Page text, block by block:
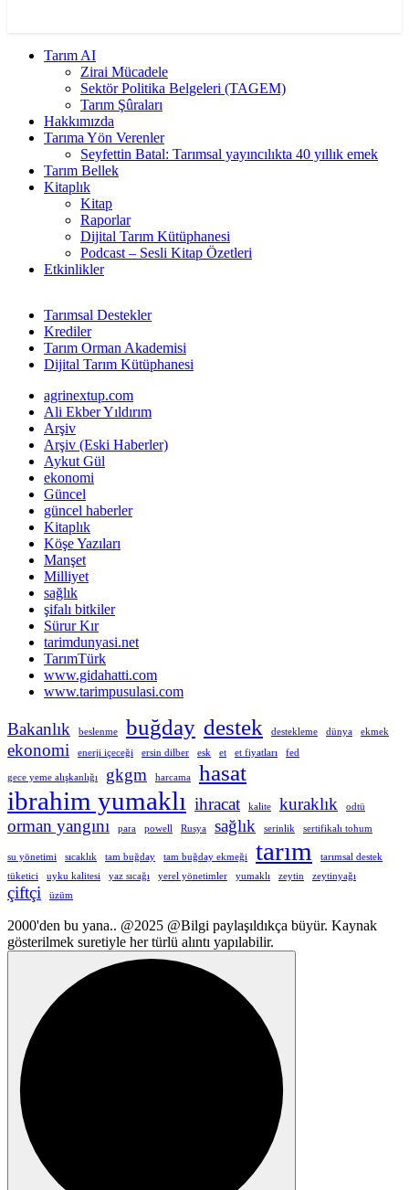
Tarım AI
Zirai Mücadele
Sektör Politika Belgeleri (TAGEM)
Tarım Şûraları
Hakkımızda
Tarıma Yön Verenler
Seyfettin Batal: Tarımsal yayıncılıkta 40 yıllık emek
Tarım Bellek
Kitaplık
Kitap
Raporlar
Dijital Tarım Kütüphanesi
Podcast – Sesli Kitap Özetleri
Etkinlikler
Tarımsal Destekler
Krediler
Tarım Orman Akademisi
Dijital Tarım Kütüphanesi
agrinextup.com
Ali Ekber Yıldırım
Arşiv
Arşiv (Eski Haberler)
Aykut Gül
ekonomi
Güncel
güncel haberler
Kitaplık
Köşe Yazıları
Manşet
Milliyet
sağlık
şifalı bitkiler
Sürur Kır
tarimdunyasi.net
TarımTürk
www.gidahatti.com
www.tarimpusulasi.com
Bakanlık beslenme buğday destek destekleme dünya ekmek
ekonomi enerji içeceği ersin dilber esk et et fiyatları fed
gece yeme alışkanlığı gkgm harcama hasat
ibrahim yumaklı ihracat kalite kuraklık odtü
orman yangını para powell Rusya sağlık serinlik sertifikalı tohum
su yönetimi sıcaklık tam buğday tam buğday ekmeği tarım
tarımsal destek
tüketici
uyku kalitesi yaz sıcağı yerel yönetimler yumaklı zeytin zeytinyağı
çiftçi üzüm
2000'den bu yana.. @2025 @Bilgi paylaşıldıkça büyür. Kaynak
gösterilmek suretiyle her türlü alıntı yapılabilir.